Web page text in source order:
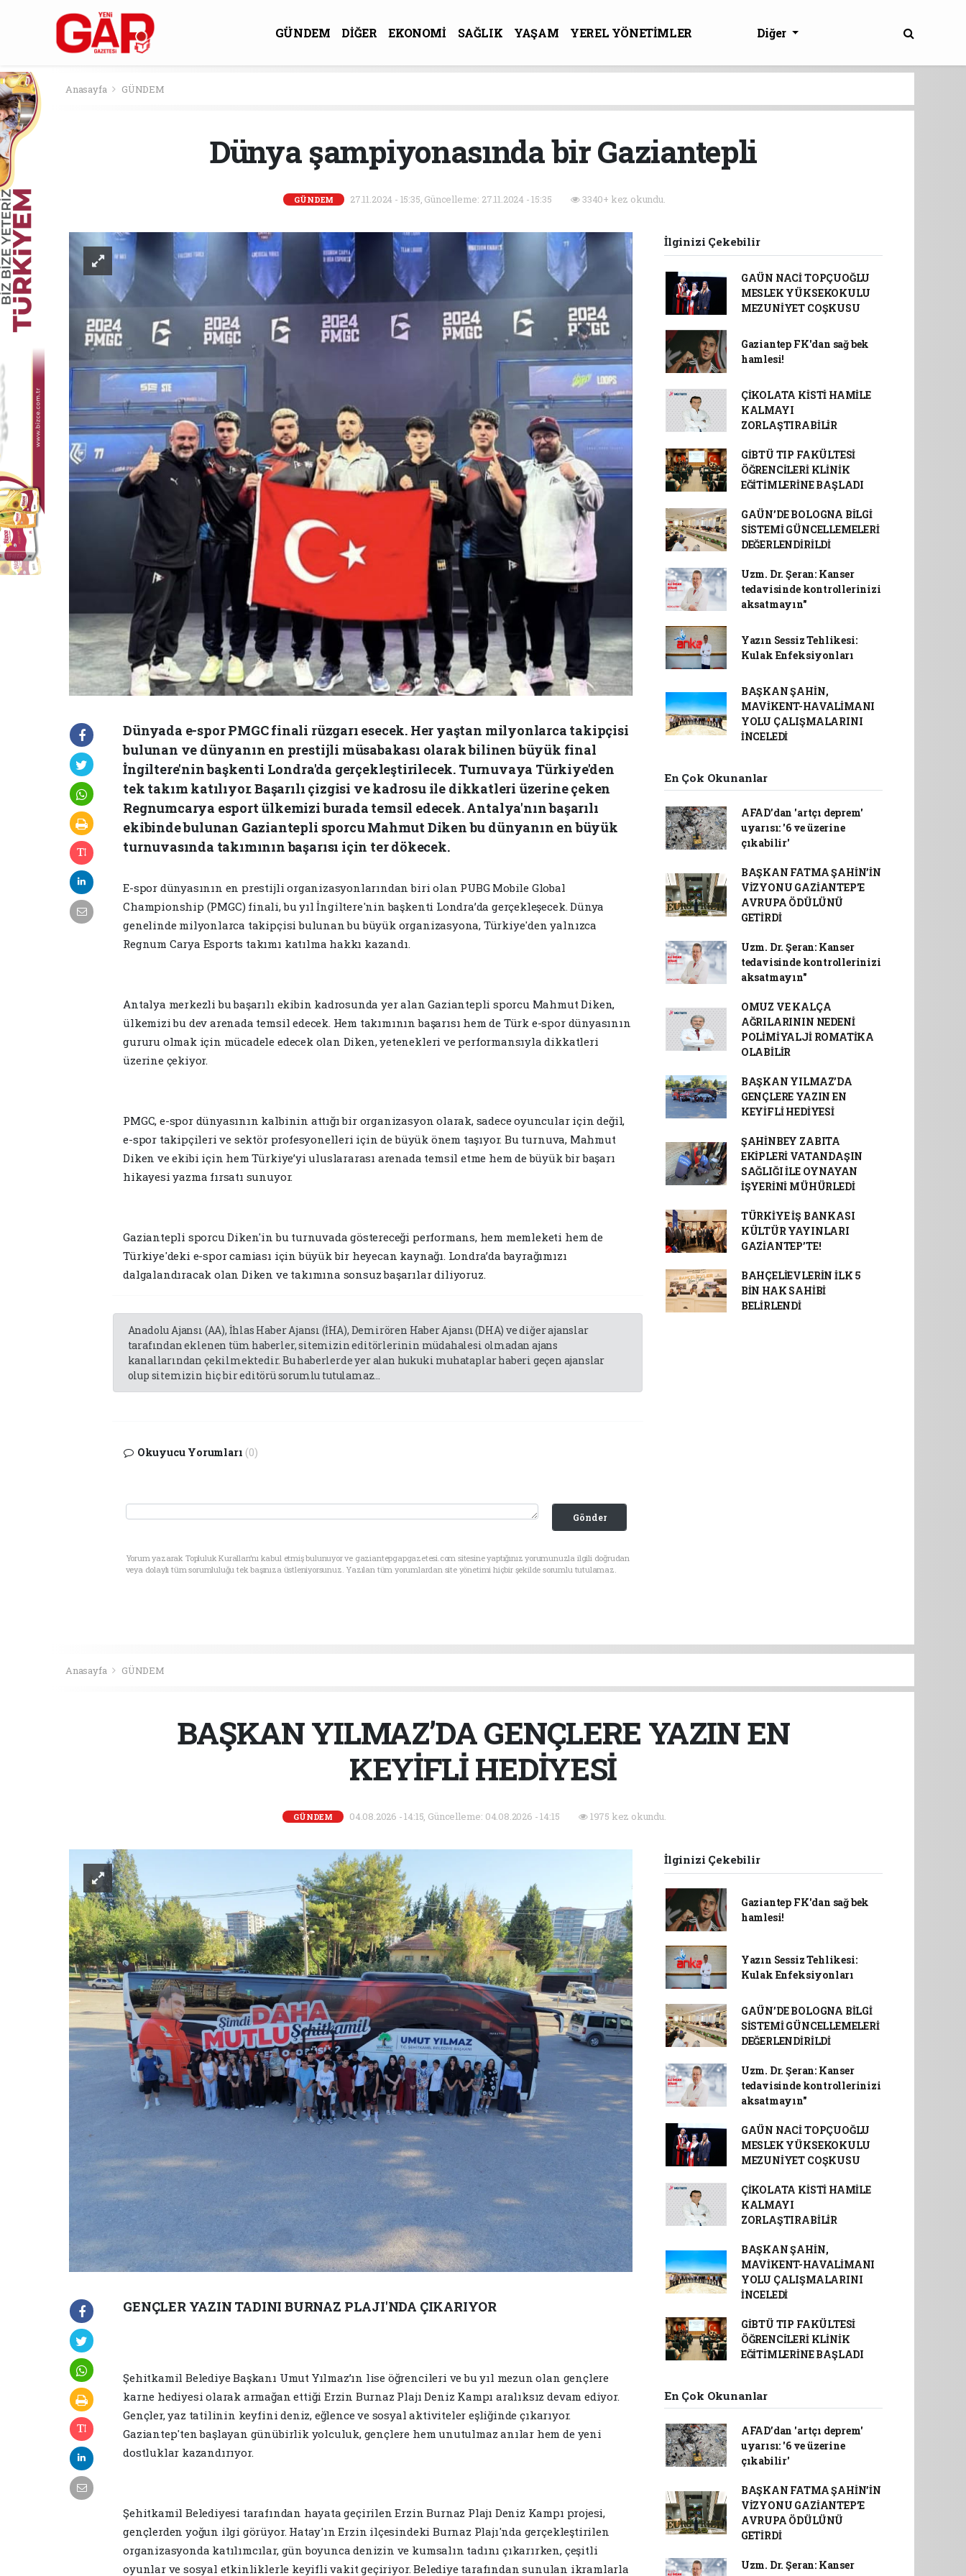
GÜNDEM DİĞER EKONOMİ SAĞLIK YAŞAM
YEREL YÖNETİMLER
Diğer
Anasayfa GÜNDEM
Dünya şampiyonasında bir Gaziantepli
GÜNDEM 27.11.2024 - 15:35, Güncelleme: 27.11.2024 - 15:35 3340+ kez okundu.
Dünyada e-spor PMGC finali rüzgarı esecek. Her yaştan milyonlarca takipçisi
bulunan ve dünyanın en prestijli müsabakası olarak bilinen büyük final
İngiltere'nin başkenti Londra'da gerçekleştirilecek. Turnuvaya Türkiye'den
tek takım katılıyor. Başarılı çizgisi ve kadrosu ile dikkatleri üzerine çeken
Regnumcarya esport ülkemizi burada temsil edecek. Antalya'nın başarılı
ekibinde bulunan Gaziantepli sporcu Mahmut Diken bu dünyanın en büyük
turnuvasında takımının başarısı için ter dökecek.
E-spor dünyasının en prestijli organizasyonlarından biri olan PUBG Mobile Global
Championship (PMGC) finali, bu yıl İngiltere'nin başkenti Londra’da gerçekleşecek. Dünya
genelinde milyonlarca takipçisi bulunan bu büyük organizasyona, Türkiye'den yalnızca
Regnum Carya Esports takımı katılma hakkı kazandı.
Antalya merkezli bu başarılı ekibin kadrosunda yer alan Gaziantepli sporcu Mahmut Diken,
ülkemizi bu dev arenada temsil edecek. Hem takımının başarısı hem de Türk e-spor dünyasının
gururu olmak için mücadele edecek olan Diken, yetenekleri ve performansıyla dikkatleri
üzerine çekiyor.
PMGC, e-spor dünyasının kalbinin attığı bir organizasyon olarak, sadece oyuncular için değil,
e-spor takipçileri ve sektör profesyonelleri için de büyük önem taşıyor. Bu turnuva, Mahmut
Diken ve ekibi için hem Türkiye’yi uluslararası arenada temsil etme hem de büyük bir başarı
hikayesi yazma fırsatı sunuyor.
Gaziantepli sporcu Diken'in bu turnuvada göstereceği performans, hem memleketi hem de
Türkiye'deki e-spor camiası için büyük bir heyecan kaynağı. Londra’da bayrağımızı
dalgalandıracak olan Diken ve takımına sonsuz başarılar diliyoruz.
Anadolu Ajansı (AA), İhlas Haber Ajansı (İHA), Demirören Haber Ajansı (DHA) ve diğer ajanslar
tarafından eklenen tüm haberler, sitemizin editörlerinin müdahalesi olmadan ajans
kanallarından çekilmektedir. Bu haberlerde yer alan hukuki muhataplar haberi geçen ajanslar
olup sitemizin hiç bir editörü sorumlu tutulamaz...
Okuyucu Yorumları (0)
Gönder
Yorum yazarak Topluluk Kuralları’nı kabul etmiş bulunuyor ve gaziantepgapgazetesi.com sitesine yaptığınız yorumunuzla ilgili doğrudan
veya dolaylı tüm sorumluluğu tek başınıza üstleniyorsunuz. Yazılan tüm yorumlardan site yönetimi hiçbir şekilde sorumlu tutulamaz.
İlginizi Çekebilir
GAÜN NACİ TOPÇUOĞLU
MESLEK YÜKSEKOKULU
MEZUNİYET COŞKUSU
Gaziantep FK'dan sağ bek
hamlesi!
ÇİKOLATA KİSTİ HAMİLE
KALMAYI
ZORLAŞTIRABİLİR
GİBTÜ TIP FAKÜLTESİ
ÖĞRENCİLERİ KLİNİK
EĞİTİMLERİNE BAŞLADI
GAÜN’DE BOLOGNA BİLGİ
SİSTEMİ GÜNCELLEMELERİ
DEĞERLENDİRİLDİ
Uzm. Dr. Şeran: Kanser
tedavisinde kontrollerinizi
aksatmayın"
Yazın Sessiz Tehlikesi:
Kulak Enfeksiyonları
BAŞKAN ŞAHİN,
MAVİKENT-HAVALİMANI
YOLU ÇALIŞMALARINI
İNCELEDİ
En Çok Okunanlar
AFAD’dan 'artçı deprem'
uyarısı: '6 ve üzerine
çıkabilir'
BAŞKAN FATMA ŞAHİN’İN
VİZYONU GAZİANTEP’E
AVRUPA ÖDÜLÜNÜ
GETİRDİ
Uzm. Dr. Şeran: Kanser
tedavisinde kontrollerinizi
aksatmayın"
OMUZ VE KALÇA
AĞRILARININ NEDENİ
POLİMİYALJİ ROMATİKA
OLABİLİR
BAŞKAN YILMAZ’DA
GENÇLERE YAZIN EN
KEYİFLİ HEDİYESİ
ŞAHİNBEY ZABITA
EKİPLERİ VATANDAŞIN
SAĞLIĞI İLE OYNAYAN
İŞYERİNİ MÜHÜRLEDİ
TÜRKİYE İŞ BANKASI
KÜLTÜR YAYINLARI
GAZİANTEP’TE!
BAHÇELİEVLERİN İLK 5
BİN HAK SAHİBİ
BELİRLENDİ
Anasayfa GÜNDEM
BAŞKAN YILMAZ’DA GENÇLERE YAZIN EN
KEYİFLİ HEDİYESİ
GÜNDEM 04.08.2026 - 14:15, Güncelleme: 04.08.2026 - 14:15 1975 kez okundu.
GENÇLER YAZIN TADINI BURNAZ PLAJI'NDA ÇIKARIYOR
Şehitkamil Belediye Başkanı Umut Yılmaz’ın lise öğrencileri ve bu yıl mezun olan gençlere
karne hediyesi olarak armağan ettiği Erzin Burnaz Plajı Deniz Kampı aralıksız devam ediyor.
Gençler, yaz tatilinin keyfini deniz, eğlence ve sosyal aktiviteler eşliğinde çıkarıyor.
Gaziantep'ten başlayan günübirlik yolculuk, gençlere hem unutulmaz anılar hem de yeni
dostluklar kazandırıyor.
Şehitkamil Belediyesi tarafından hayata geçirilen Erzin Burnaz Plajı Deniz Kampı projesi,
gençlerden yoğun ilgi görüyor. Hatay'ın Erzin ilçesindeki Burnaz Plajı'nda gerçekleştirilen
organizasyonda katılımcılar, gün boyunca denizin ve kumsalın tadını çıkarırken, çeşitli
oyunlar ve sosyal etkinliklerle keyifli vakit geçiriyor. Belediye tarafından sunulan ikramlarla
İlginizi Çekebilir
Gaziantep FK'dan sağ bek
hamlesi!
Yazın Sessiz Tehlikesi:
Kulak Enfeksiyonları
GAÜN’DE BOLOGNA BİLGİ
SİSTEMİ GÜNCELLEMELERİ
DEĞERLENDİRİLDİ
Uzm. Dr. Şeran: Kanser
tedavisinde kontrollerinizi
aksatmayın"
GAÜN NACİ TOPÇUOĞLU
MESLEK YÜKSEKOKULU
MEZUNİYET COŞKUSU
ÇİKOLATA KİSTİ HAMİLE
KALMAYI
ZORLAŞTIRABİLİR
BAŞKAN ŞAHİN,
MAVİKENT-HAVALİMANI
YOLU ÇALIŞMALARINI
İNCELEDİ
GİBTÜ TIP FAKÜLTESİ
ÖĞRENCİLERİ KLİNİK
EĞİTİMLERİNE BAŞLADI
En Çok Okunanlar
AFAD’dan 'artçı deprem'
uyarısı: '6 ve üzerine
çıkabilir'
BAŞKAN FATMA ŞAHİN’İN
VİZYONU GAZİANTEP’E
AVRUPA ÖDÜLÜNÜ
GETİRDİ
Uzm. Dr. Şeran: Kanser